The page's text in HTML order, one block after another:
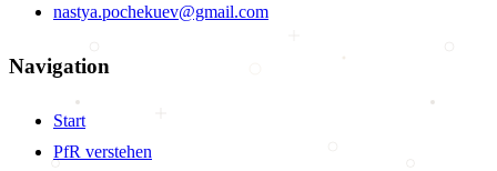
nastya.pochekuev@gmail.com
Navigation
Start
PfR verstehen